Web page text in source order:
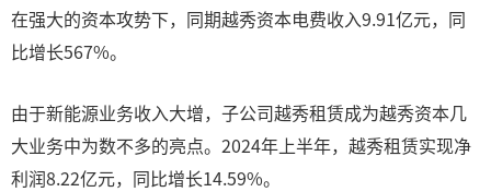
在强大的资本攻势下，同期越秀资本电费收入9.91亿元，同
比增长567%。
由于新能源业务收入大增，子公司越秀租赁成为越秀资本几
大业务中为数不多的亮点。2024年上半年，越秀租赁实现净
利润8.22亿元，同比增长14.59%。